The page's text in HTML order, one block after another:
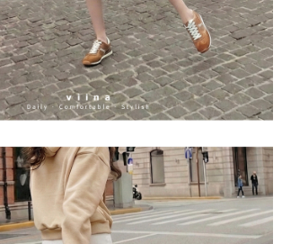
份有限公司提供之「AFTEE先享後付」服務完成之交
範圍內提供個人資料，並將交易相關給付款項請求債
有限公司。
事宜，請瀏覽以下網址：
#terms3
事先徵得法定代理人或監護人之同意方可使用
若未經同意申辦者引起之損失，本公司不負相關責
額度；若仍有額度不足之情形，本公司將視審查結果
。
帳號或使用他人資訊註冊。若發現惡意使用之情形，
將有權停止該用戶之使用額度並採取法律行動。
含以上)免運費
查看運費